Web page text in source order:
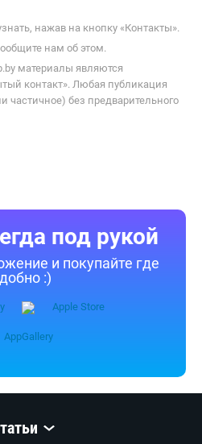
нажав на кнопку «Контакты».
нам об этом.
материалы являются
контакт». Любая публикация
частичное) без предварительного
под рукой
и покупайте где
:)